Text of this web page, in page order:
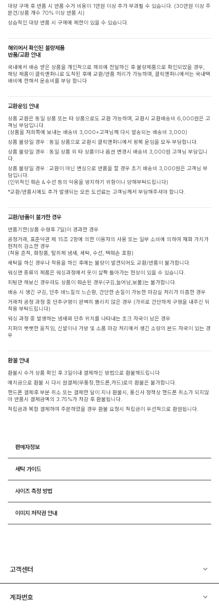
대량 구매 후 반품 시 반품 수거 비용이 1만원 이상 추가 부과될 수 있습니다. (30만원 이상 주
문건/상품 개수 70% 이상 반품 시)
상습적인 대량 반품 시 구매에 제한이 있을 수 있습니다.
해외에서 확인된 불량제품
반품/교환 안내
국내에서 배송 받은 상품을 개인적으로 해외에 전달하신 후 불량제품으로 확인되었을 경우,
해당 제품이 클릭앤퍼니로 도착된 후에 교환/반품 처리가 가능하며, 클릭앤퍼니에서는 국내택
배비에 한해서 운송비를 부담 합니다
교환운임 안내
상품 교환은 동일 상품 또는 타 상품으로도 교환 가능하며, 교환시 교환배송비 6,000원은 고
객님 부담입니다.
(상품을 저희쪽에 보내는 배송비 3,000+고객님께 다시 발송되는 배송비 3,000)
상품 불량일 경우 : 동일 상품으로 교환시 클릭앤퍼니에서 왕복 운임을 모두 부담합니다.
상품 불량일 경우 : 동일 상품 외 타 상품이나 옵션 변경시 배송비 3,000원 고객님 부담입니
다.
상품 불량일 경우 : 교환이 아닌 변심으로 반품을 할 경우 초기 배송비 3,000원은 고객님 부
담입니다.
(인위적인 훼손 & 수선 등의 악용을 방지하기 위함이니 양해부탁드립니다)
*교환/반품시에도 추가 발생되는 모든 도선료는 고객님께서 부담해주셔야 합니다.
교환/반품이 불가한 경우
반품기한(상품 수령후 7일)이 경과한 경우
공정거래, 표준약관 제 15조 2항에 의한 이용자의 사용 또는 일부 소비에 의하여 재화 가치가
현저히 감소한 경우
(착용 흔적, 화장품, 탈취제 냄새, 세탁, 수선, 택훼손 포함)
세탁을 하신 경우나 착용을 하신 후에는 불량이 발견되어도 교환/반품이 불가합니다.
워싱면 종류의 제품은 워싱과정에서 옷이 살짝 돌아가는 현상이 있을 수 있습니다.
피팅만 해보신 경우라도 상품이 훼손된 경우(구김,늘어남,보풀)는 불가합니다.
배송 시 생긴 구김, 단추 바느질의 느슨함, 간단한 손질이 가능한 마감실 처리가 미흡한 경우
거래처 공정 과정 중 단추구멍이 완벽히 뚫리지 않은 경우 (가위로 간단하게 구멍을 내주신 뒤
착용 부탁드립니다)
워싱 과정 중 발생하는 냄새와 단추 위치를 나타내는 초크 자국이 남은 경우
지퍼의 뻣뻣한 움직임, 신발이나 가방 및 소품 마감 처리에서 생긴 소량의 본드 자국이 있는 경
우
환불 안내
환불시 수거 상품 확인 후 3일이내 결제하신 방법으로 환불해드립니다
예치금으로 환불 시 다시 원결제(무통장,핸드폰,카드)로의 환불은 불가합니다.
핸드폰 결제후 부분 취소 또는 결제한 달이 지나 환불시, 통신사 정책상 핸드폰 취소가 되지않
아 반품시 결제금액의 3.75%가 차감 후 환불됩니다.
적립금과 복합 결제하여 주문하였을 경우 환불 요청시 적립금이 우선적으로 환원됩니다.
판매자정보
세탁 가이드
사이즈 측정 방법
이미지 저작권 안내
고객센터
계좌번호